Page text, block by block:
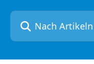
Nach Artikeln suchen …